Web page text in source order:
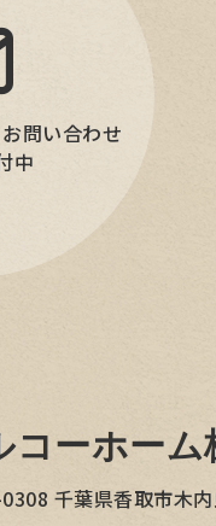
問い合わせ
中
コーホーム
千葉県香取市木